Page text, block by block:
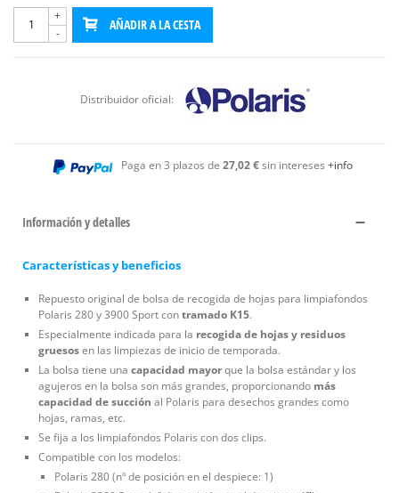
-
+
AÑADIR A LA CESTA
Distribuidor oficial:
Paga en 3 plazos de 27,02 €sin intereses +info
Información y detalles
Características y beneficios
Repuesto original de bolsa de recogida de hojas para limpiafondos
Polaris 280 y 3900 Sport contramado K15.
Especialmente indicada para la recogida de hojas y residuos
gruesosen las limpiezas de inicio de temporada.
La bolsa tiene una capacidad mayorque la bolsa estándar y los
agujeros en la bolsa son más grandes, proporcionando más
capacidad de succión al Polaris para desechos grandes como
hojas, ramas, etc.
Se fija a los limpiafondos Polaris con dos clips.
Compatible con los modelos:
Polaris 280 (nº de posición en el despiece: 1)